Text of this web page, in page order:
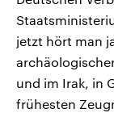
jetzt hört man
und im Irak, in
frühesten